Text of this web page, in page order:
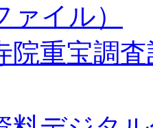
ァイル）
院重宝調